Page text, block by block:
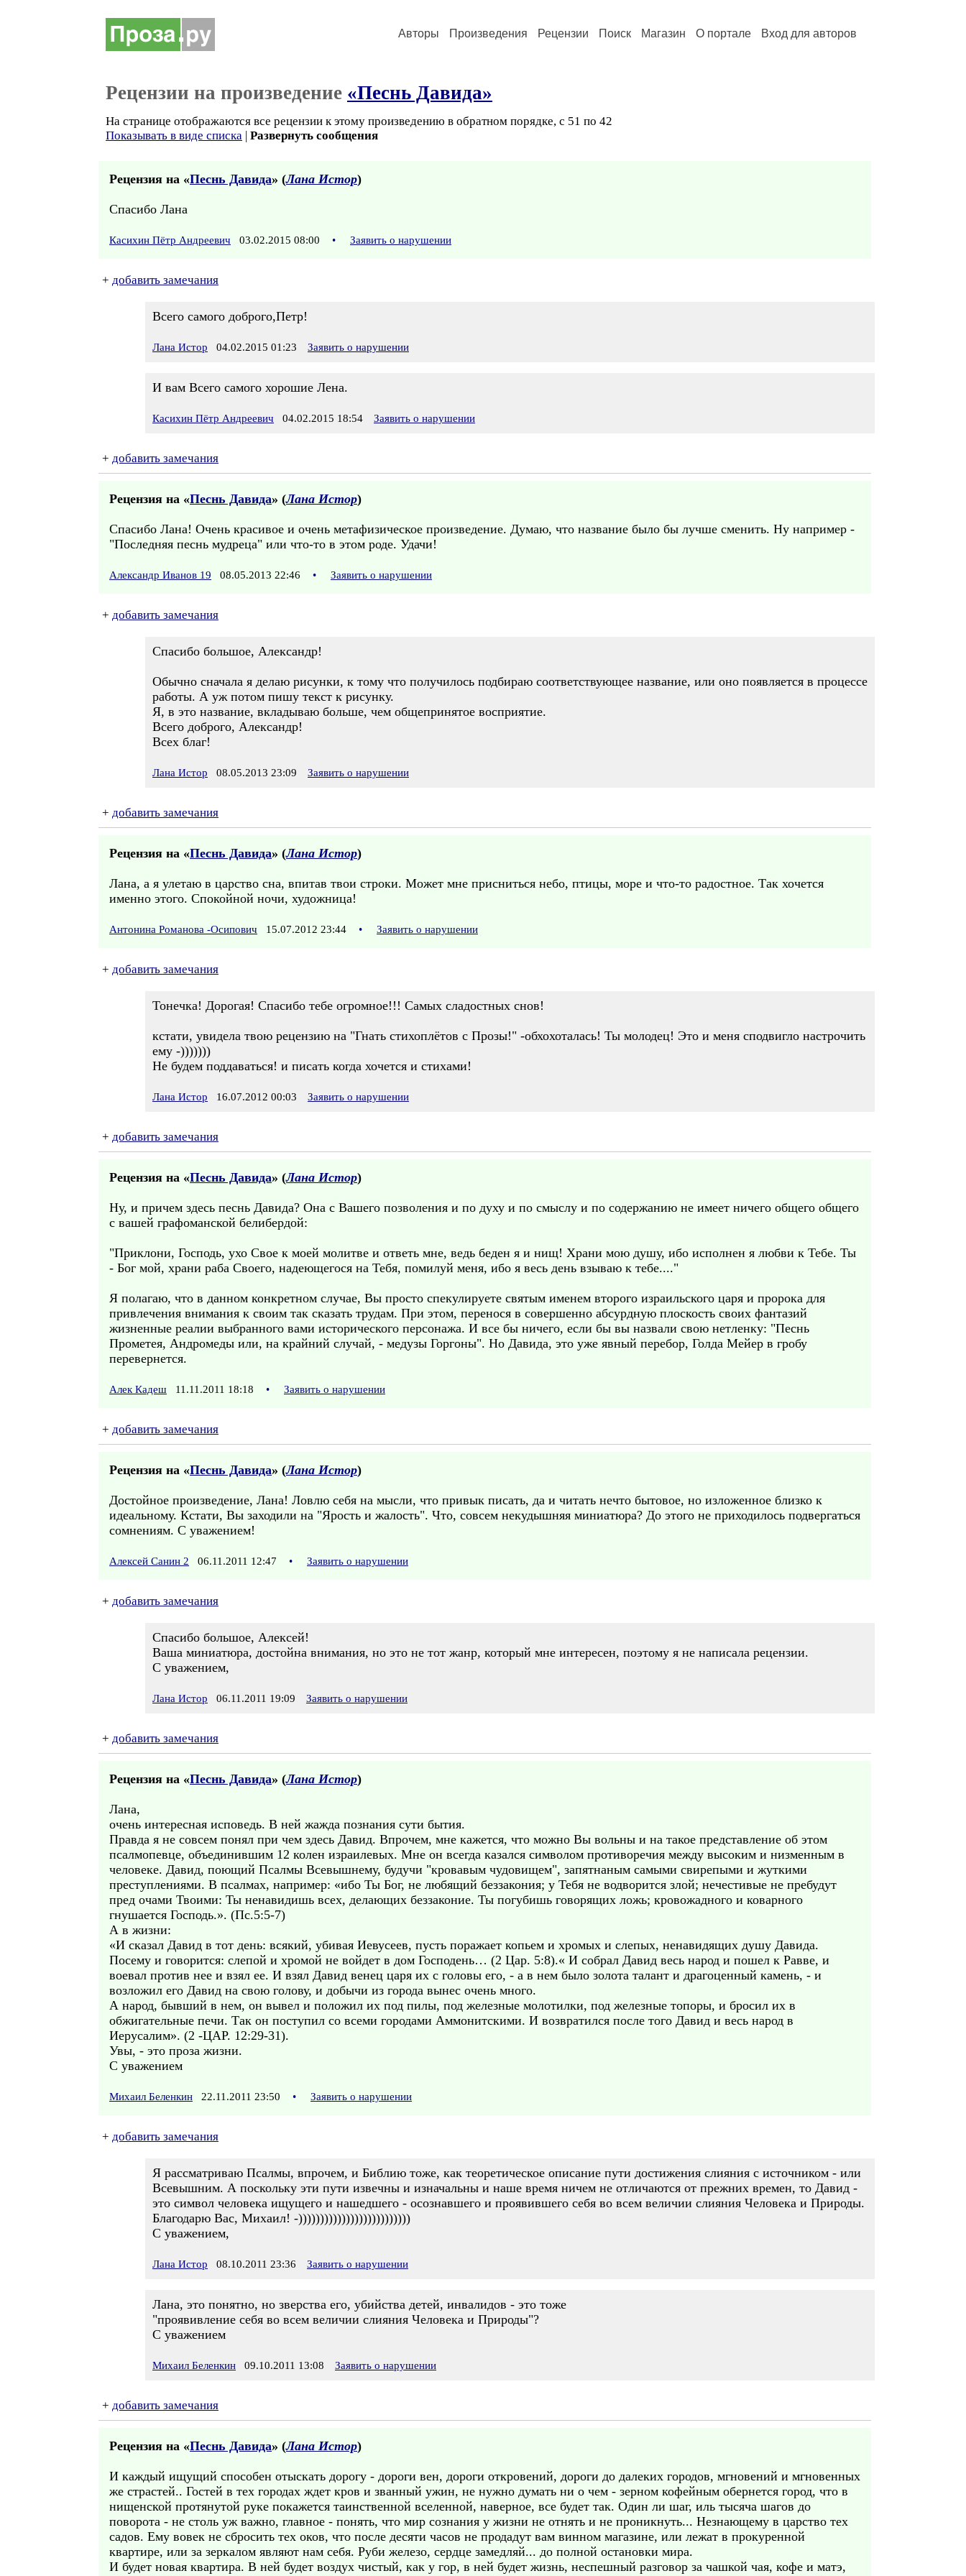
Авторы Произведения Рецензии Поиск Магазин О портале Вход для авторов
Рецензии на произведение «Песнь Давида»
На странице отображаются все рецензии к этому произведению в обратном порядке, с 51 по 42
Показывать в виде списка | Развернуть сообщения
Рецензия на «Песнь Давида» (Лана Истор)
Спасибо Лана
Касихин Пётр Андреевич 03.02.2015 08:00 • Заявить о нарушении
+ добавить замечания
Всего самого доброго,Петр!
Лана Истор 04.02.2015 01:23 Заявить о нарушении
И вам Всего самого хорошие Лена.
Касихин Пётр Андреевич 04.02.2015 18:54 Заявить о нарушении
+ добавить замечания
Рецензия на «Песнь Давида» (Лана Истор)
Спасибо Лана! Очень красивое и очень метафизическое произведение. Думаю, что название было бы лучше сменить. Ну например -
"Последняя песнь мудреца" или что-то в этом роде. Удачи!
Александр Иванов 19 08.05.2013 22:46 • Заявить о нарушении
+ добавить замечания
Спасибо большое, Александр!
Обычно сначала я делаю рисунки, к тому что получилось подбираю соответствующее название, или оно появляется в процессе
работы. А уж потом пишу текст к рисунку.
Я, в это название, вкладываю больше, чем общепринятое восприятие.
Всего доброго, Александр!
Всех благ!
Лана Истор 08.05.2013 23:09 Заявить о нарушении
+ добавить замечания
Рецензия на «Песнь Давида» (Лана Истор)
Лана, а я улетаю в царство сна, впитав твои строки. Может мне присниться небо, птицы, море и что-то радостное. Так хочется
именно этого. Спокойной ночи, художница!
Антонина Романова -Осипович 15.07.2012 23:44 • Заявить о нарушении
+ добавить замечания
Тонечка! Дорогая! Спасибо тебе огромное!!! Самых сладостных снов!
кстати, увидела твою рецензию на "Гнать стихоплётов с Прозы!" -обхохоталась! Ты молодец! Это и меня сподвигло настрочить
ему -)))))))
Не будем поддаваться! и писать когда хочется и стихами!
Лана Истор 16.07.2012 00:03 Заявить о нарушении
+ добавить замечания
Рецензия на «Песнь Давида» (Лана Истор)
Ну, и причем здесь песнь Давида? Она с Вашего позволения и по духу и по смыслу и по содержанию не имеет ничего общего общего
с вашей графоманской белибердой:
"Приклони, Господь, ухо Свое к моей молитве и ответь мне, ведь беден я и нищ! Храни мою душу, ибо исполнен я любви к Тебе. Ты
- Бог мой, храни раба Своего, надеющегося на Тебя, помилуй меня, ибо я весь день взываю к тебе...."
Я полагаю, что в данном конкретном случае, Вы просто спекулируете святым именем второго израильского царя и пророка для
привлечения внимания к своим так сказать трудам. При этом, перенося в совершенно абсурдную плоскость своих фантазий
жизненные реалии выбранного вами исторического персонажа. И все бы ничего, если бы вы назвали свою нетленку: "Песнь
Прометея, Андромеды или, на крайний случай, - медузы Горгоны". Но Давида, это уже явный перебор, Голда Мейер в гробу
перевернется.
Алек Кадеш 11.11.2011 18:18 • Заявить о нарушении
+ добавить замечания
Рецензия на «Песнь Давида» (Лана Истор)
Достойное произведение, Лана! Ловлю себя на мысли, что привык писать, да и читать нечто бытовое, но изложенное близко к
идеальному. Кстати, Вы заходили на "Ярость и жалость". Что, совсем некудышняя миниатюра? До этого не приходилось подвергаться
сомнениям. С уважением!
Алексей Санин 2 06.11.2011 12:47 • Заявить о нарушении
+ добавить замечания
Спасибо большое, Алексей!
Ваша миниатюра, достойна внимания, но это не тот жанр, который мне интересен, поэтому я не написала рецензии.
С уважением,
Лана Истор 06.11.2011 19:09 Заявить о нарушении
+ добавить замечания
Рецензия на «Песнь Давида» (Лана Истор)
Лана,
очень интересная исповедь. В ней жажда познания сути бытия.
Правда я не совсем понял при чем здесь Давид. Впрочем, мне кажется, что можно Вы вольны и на такое представление об этом
псалмопевце, объединившим 12 колен израилевых. Мне он всегда казался символом противоречия между высоким и низменным в
человеке. Давид, поющий Псалмы Всевышнему, будучи "кровавым чудовищем", запятнаным самыми свирепыми и жуткими
преступлениями. В псалмах, например: «ибо Ты Бог, не любящий беззакония; у Тебя не водворится злой; нечестивые не пребудут
пред очами Твоими: Ты ненавидишь всех, делающих беззаконие. Ты погубишь говорящих ложь; кровожадного и коварного
гнушается Господь.». (Пс.5:5-7)
А в жизни:
«И сказал Давид в тот день: всякий, убивая Иевусеев, пусть поражает копьем и хромых и слепых, ненавидящих душу Давида.
Посему и говорится: слепой и хромой не войдет в дом Господень… (2 Цар. 5:8).« И собрал Давид весь народ и пошел к Равве, и
воевал против нее и взял ее. И взял Давид венец царя их с головы его, - а в нем было золота талант и драгоценный камень, - и
возложил его Давид на свою голову, и добычи из города вынес очень много.
А народ, бывший в нем, он вывел и положил их под пилы, под железные молотилки, под железные топоры, и бросил их в
обжигательные печи. Так он поступил со всеми городами Аммонитскими. И возвратился после того Давид и весь народ в
Иерусалим». (2 -ЦАР. 12:29-31).
Увы, - это проза жизни.
С уважением
Михаил Беленкин 22.11.2011 23:50 • Заявить о нарушении
+ добавить замечания
Я рассматриваю Псалмы, впрочем, и Библию тоже, как теоретическое описание пути достижения слияния с источником - или
Всевышним. А поскольку эти пути извечны и изначальны и наше время ничем не отличаются от прежних времен, то Давид -
это символ человека ищущего и нашедшего - осознавшего и проявившего себя во всем величии слияния Человека и Природы.
Благодарю Вас, Михаил! -))))))))))))))))))))))))))
С уважением,
Лана Истор 08.10.2011 23:36 Заявить о нарушении
Лана, это понятно, но зверства его, убийства детей, инвалидов - это тоже
"проявивление себя во всем величии слияния Человека и Природы"?
С уважением
Михаил Беленкин 09.10.2011 13:08 Заявить о нарушении
+ добавить замечания
Рецензия на «Песнь Давида» (Лана Истор)
И каждый ищущий способен отыскать дорогу - дороги вен, дороги откровений, дороги до далеких городов, мгновений и мгновенных
же страстей.. Гостей в тех городах ждет кров и званный ужин, не нужно думать ни о чем - зерном кофейным обернется город, что в
нищенской протянутой руке покажется таинственной вселенной, наверное, все будет так. Один ли шаг, иль тысяча шагов до
поворота - не столь уж важно, главное - понять, что мир сознания у жизни не отнять и не проникнуть... Незнающему в царство тех
садов. Ему вовек не сбросить тех оков, что после десяти часов не продадут вам винном магазине, или лежат в прокуренной
квартире, или за зеркалом являют нам себя. Руби железо, сердце замедляй... до полной остановки мира.
И будет новая квартира. В ней будет воздух чистый, как у гор, в ней будет жизнь, неспешный разговор за чашкой чая, кофе и матэ,